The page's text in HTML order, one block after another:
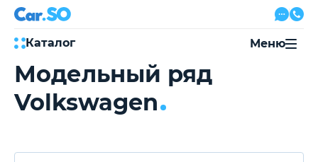
Каталог
Автокредит
Трейд-ин
Акции
Автожурнал
Меню
Модельный ряд
Volkswagen